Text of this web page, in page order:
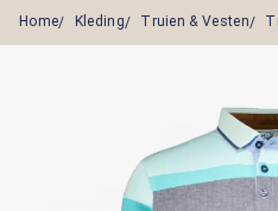
Home Kleding Truien & Vesten